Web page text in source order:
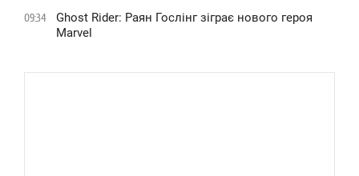
09:34
Ghost Rider: Раян Гослінг зіграє нового героя
Marvel